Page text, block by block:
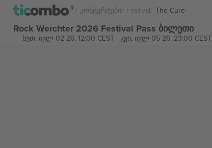
Კონცერტები Festival The Cure
Rock Werchter 2026 Festival Pass ბილეთი
ხუთ, ივლ 02 26, 12:00 CEST- კვი, ივლ 05 26, 23:00 CEST